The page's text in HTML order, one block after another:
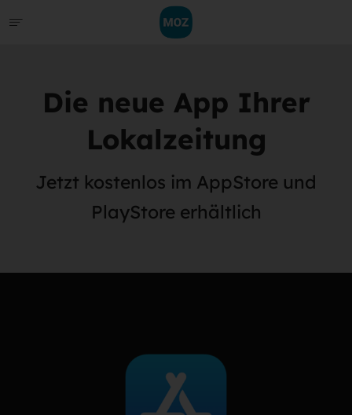
Die neue App Ihrer
Lokalzeitung
Jetzt kostenlos im AppStore und
PlayStore erhältlich